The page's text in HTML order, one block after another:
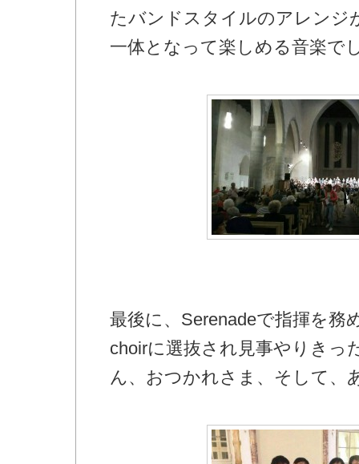
たバンドスタイルのアレンジ
一体となって楽しめる音楽で
最後に、Serenadeで指揮を務
choirに選抜され見事やりきっ
ん、おつかれさま、そして、